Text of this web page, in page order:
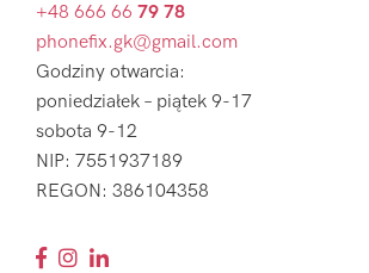
+48 666 66 79 78
phonefix.gk@gmail.com
Godziny otwarcia:
poniedziałek – piątek 9-17
sobota 9-12
NIP: 7551937189
REGON: 386104358